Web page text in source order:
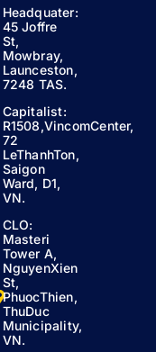
Headquater:
45 Joffre
St,
Mowbray,
Launceston,
7248 TAS.
Capitalist:
R1508,VincomCenter,
72
LeThanhTon,
Saigon
Ward, D1,
VN.
CLO:
Masteri
Tower A,
NguyenXien
St,
PhuocThien,
ThuDuc
Municipality,
VN.